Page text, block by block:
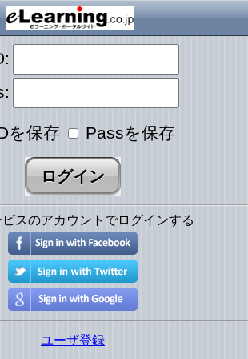
を保存 Passを保存
スのアカウントでログインする
ユーザ登録